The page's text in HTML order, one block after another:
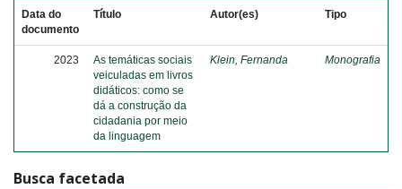
Data do
documento
Título Autor(es) Tipo
2023
As temáticas sociais
veiculadas em livros
didáticos: como se
dá a construção da
cidadania por meio
da linguagem
Klein, Fernanda Monografia
Busca facetada